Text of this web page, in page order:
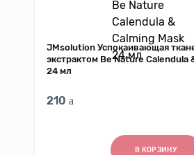
JMsolution Успокаивающая
экстрактом Be Nature Calendula
24 мл
210
В КОРЗИНУ